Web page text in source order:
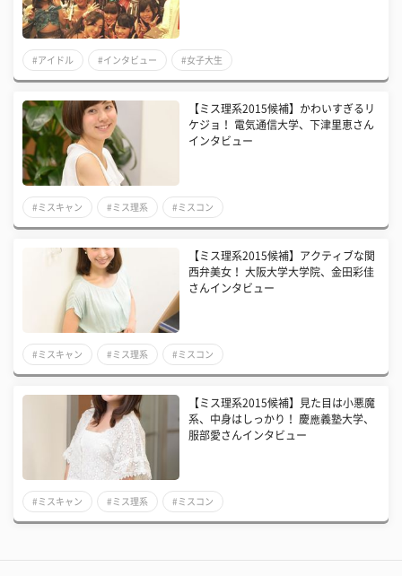
#アイドル #インタビュー #女子大生
【ミス理系2015候補】かわいすぎるリ
ケジョ！ 電気通信大学、下津里恵さん
インタビュー
#ミスキャン #ミス理系 #ミスコン
【ミス理系2015候補】アクティブな関
西弁美女！ 大阪大学大学院、金田彩佳
さんインタビュー
#ミスキャン #ミス理系 #ミスコン
【ミス理系2015候補】見た目は小悪魔
系、中身はしっかり！ 慶應義塾大学、
服部愛さんインタビュー
#ミスキャン #ミス理系 #ミスコン